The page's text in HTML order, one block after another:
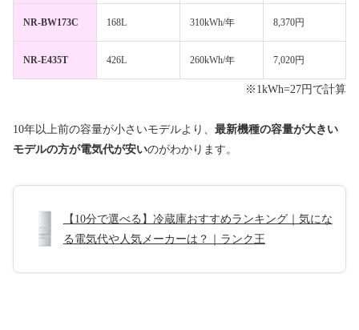
NR-BW173C 168L 310kWh/年 8,370円
NR-E435T 426L 260kWh/年 7,020円
※1kWh=27円で計算
10年以上前の容量が小さいモデルより、 最新機種の容量が大きい
モデルの方が電気代が安いのがわかります。
【10分で選べる】冷蔵庫おすすめランキング｜気にな
る電気代や人気メーカーは？｜ランク王